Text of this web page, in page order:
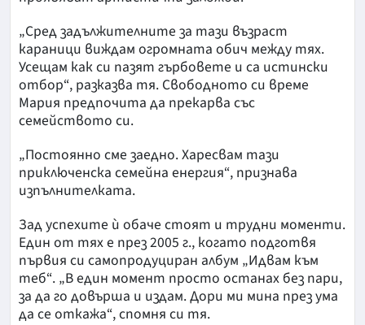
„Сред задължителните за тази възраст
караници виждам огромната обич между тях.
Усещам как си пазят гърбовете и са истински
отбор“, разказва тя. Свободното си време
Мария предпочита да прекарва със
семейството си.
„Постоянно сме заедно. Харесвам тази
приключенска семейна енергия“, признава
изпълнителката.
Зад успехите ѝ обаче стоят и трудни моменти.
Един от тях е през 2005 г., когато подготвя
първия си самопродуциран албум „Идвам към
теб“. „В един момент просто останах без пари,
за да го довърша и издам. Дори ми мина през ума
да се откажа“, спомня си тя.